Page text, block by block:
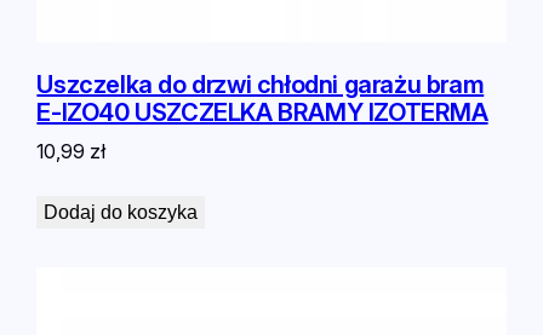
Uszczelka do drzwi chłodni garażu bram
E-IZO40 USZCZELKA BRAMY IZOTERMA
10,99 zł
Dodaj do koszyka